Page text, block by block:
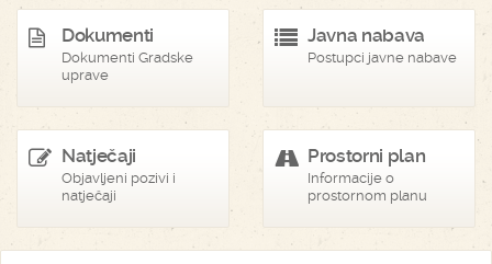
Dokumenti
Dokumenti Gradske
uprave
Javna nabava
Postupci javne nabave
Natječaji
Objavljeni pozivi i
natječaji
Prostorni plan
Informacije o
prostornom planu